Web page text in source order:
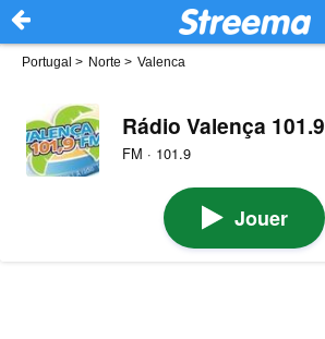
Portugal > Norte > Valenca
Rádio Valença 101.9
FM · 101.9
Jouer